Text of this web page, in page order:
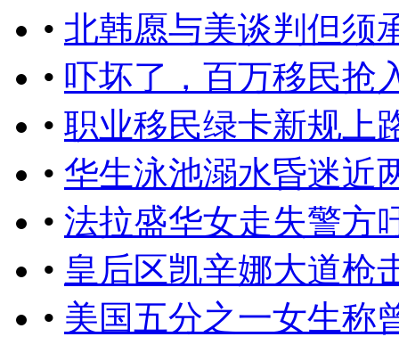
• 北韩愿与美谈判但须
• 吓坏了，百万移民抢
• 职业移民绿卡新规上
• 华生泳池溺水昏迷近
• 法拉盛华女走失警方
• 皇后区凯辛娜大道枪
• 美国五分之一女生称